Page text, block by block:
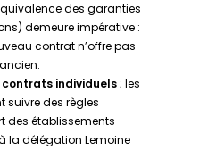
des garanties
demeure impérative :
contrat n’offre pas
contrats individuels; les
suivre des règles
des établissements
la délégation Lemoine